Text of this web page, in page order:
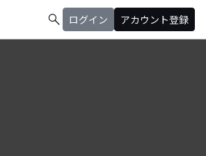
search ログイン アカウント登録